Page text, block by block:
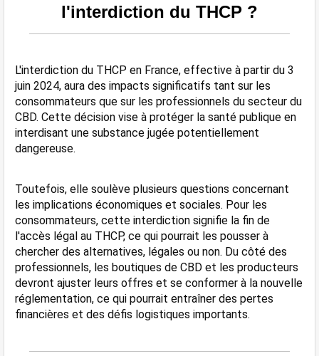
l'interdiction du THCP ?
L'interdiction du THCP en France, effective à partir du 3
juin 2024, aura des impacts significatifs tant sur les
consommateurs que sur les professionnels du secteur du
CBD. Cette décision vise à protéger la santé publique en
interdisant une substance jugée potentiellement
dangereuse.
Toutefois, elle soulève plusieurs questions concernant
les implications économiques et sociales. Pour les
consommateurs, cette interdiction signifie la fin de
l'accès légal au THCP, ce qui pourrait les pousser à
chercher des alternatives, légales ou non. Du côté des
professionnels, les boutiques de CBD et les producteurs
devront ajuster leurs offres et se conformer à la nouvelle
réglementation, ce qui pourrait entraîner des pertes
financières et des défis logistiques importants.